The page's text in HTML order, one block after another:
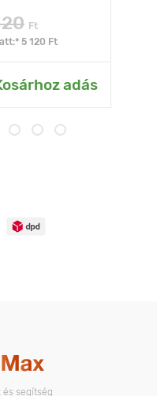
Ft
5 120 Ft
adás
és segítség